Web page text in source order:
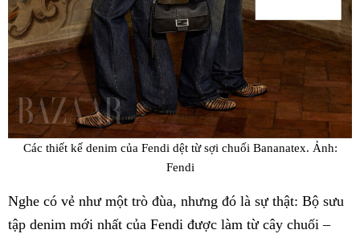
Các thiết kế denim của Fendi dệt từ sợi chuối Bananatex. Ảnh:
Fendi
Nghe có vẻ như một trò đùa, nhưng đó là sự thật: Bộ sưu
tập denim mới nhất của Fendi được làm từ cây chuối –